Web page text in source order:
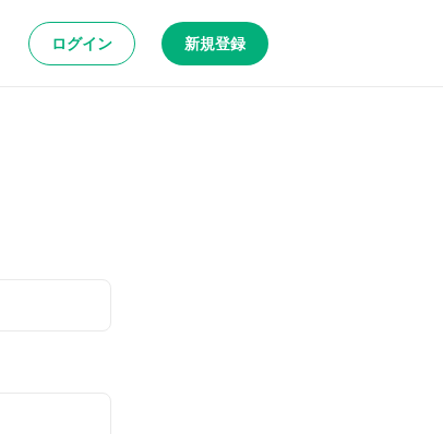
ログイン 新規登録